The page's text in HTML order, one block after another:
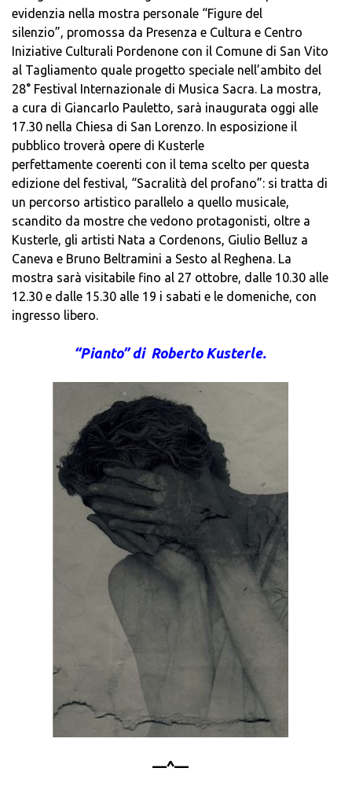
evidenzia nella mostra personale “Figure del
silenzio”, promossa da Presenza e Cultura e Centro
Iniziative Culturali Pordenone con il Comune di San Vito
al Tagliamento quale progetto speciale nell’ambito del
28° Festival Internazionale di Musica Sacra. La mostra,
a cura di Giancarlo Pauletto, sarà inaugurata oggi alle
17.30 nella Chiesa di San Lorenzo. In esposizione il
pubblico troverà opere di Kusterle
perfettamente coerenti con il tema scelto per questa
edizione del festival, “Sacralità del profano”: si tratta di
un percorso artistico parallelo a quello musicale,
scandito da mostre che vedono protagonisti, oltre a
Kusterle, gli artisti Nata a Cordenons, Giulio Belluz a
Caneva e Bruno Beltramini a Sesto al Reghena. La
mostra sarà visitabile fino al 27 ottobre, dalle 10.30 alle
12.30 e dalle 15.30 alle 19 i sabati e le domeniche, con
ingresso libero.
“Pianto” di Roberto Kusterle.
—^—